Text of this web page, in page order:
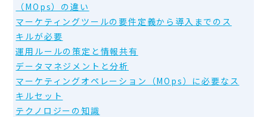
（MOps）の違い
マーケティングツールの要件定義から導入までのス
キルが必要
運用ルールの策定と情報共有
データマネジメントと分析
マーケティングオペレーション（MOps）に必要なス
キルセット
テクノロジーの知識